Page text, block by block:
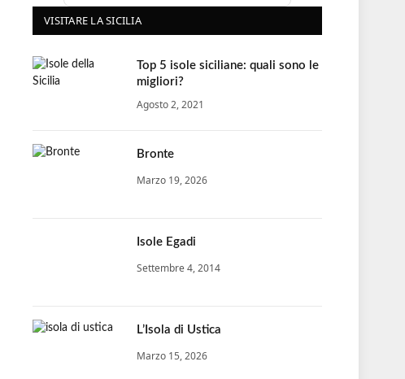
VISITARE LA SICILIA
Top 5 isole siciliane: quali sono le
migliori?
Agosto 2, 2021
Bronte
Marzo 19, 2026
Isole Egadi
Settembre 4, 2014
L’Isola di Ustica
Marzo 15, 2026